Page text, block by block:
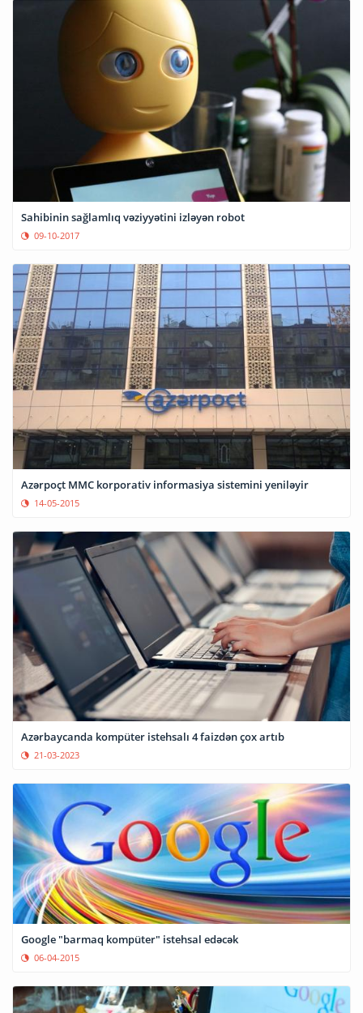
Sahibinin sağlamlıq vəziyyətini izləyən robot
09-10-2017
Azərpoçt MMC korporativ informasiya sistemini yeniləyir
14-05-2015
Azərbaycanda kompüter istehsalı 4 faizdən çox artıb
21-03-2023
Google "barmaq kompüter" istehsal edəcək
06-04-2015